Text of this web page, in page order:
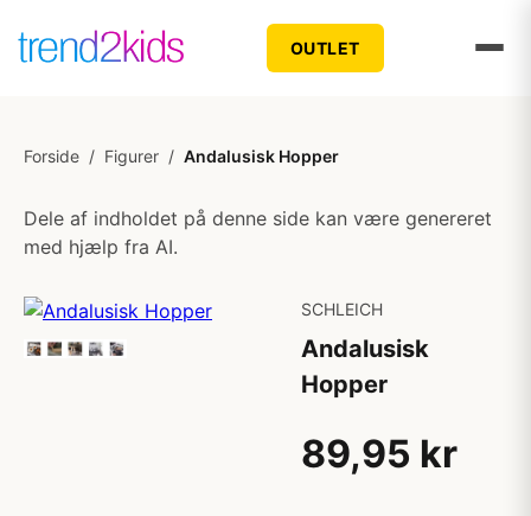
OUTLET
Forside / Figurer / Andalusisk Hopper
Dele af indholdet på denne side kan være genereret
med hjælp fra AI.
SCHLEICH
Andalusisk
Hopper
89,95 kr